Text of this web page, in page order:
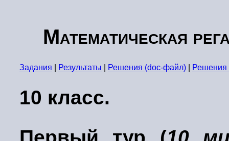
Математическая
Задания Результаты Решения (doc-файл) Решения
10 класс.